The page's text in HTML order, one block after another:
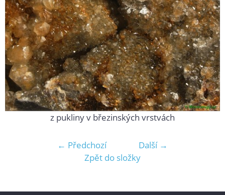
z pukliny v březinských vrstvách
← Předchozí
Další →
Zpět do složky